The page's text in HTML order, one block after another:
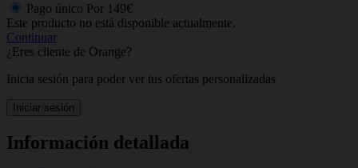
Pago único Por 149€
Este producto no está disponible actualmente.
Continuar
¿Eres cliente de Orange?
Inicia sesión para poder ver tus ofertas personalizadas
Iniciar sesión
Información detallada